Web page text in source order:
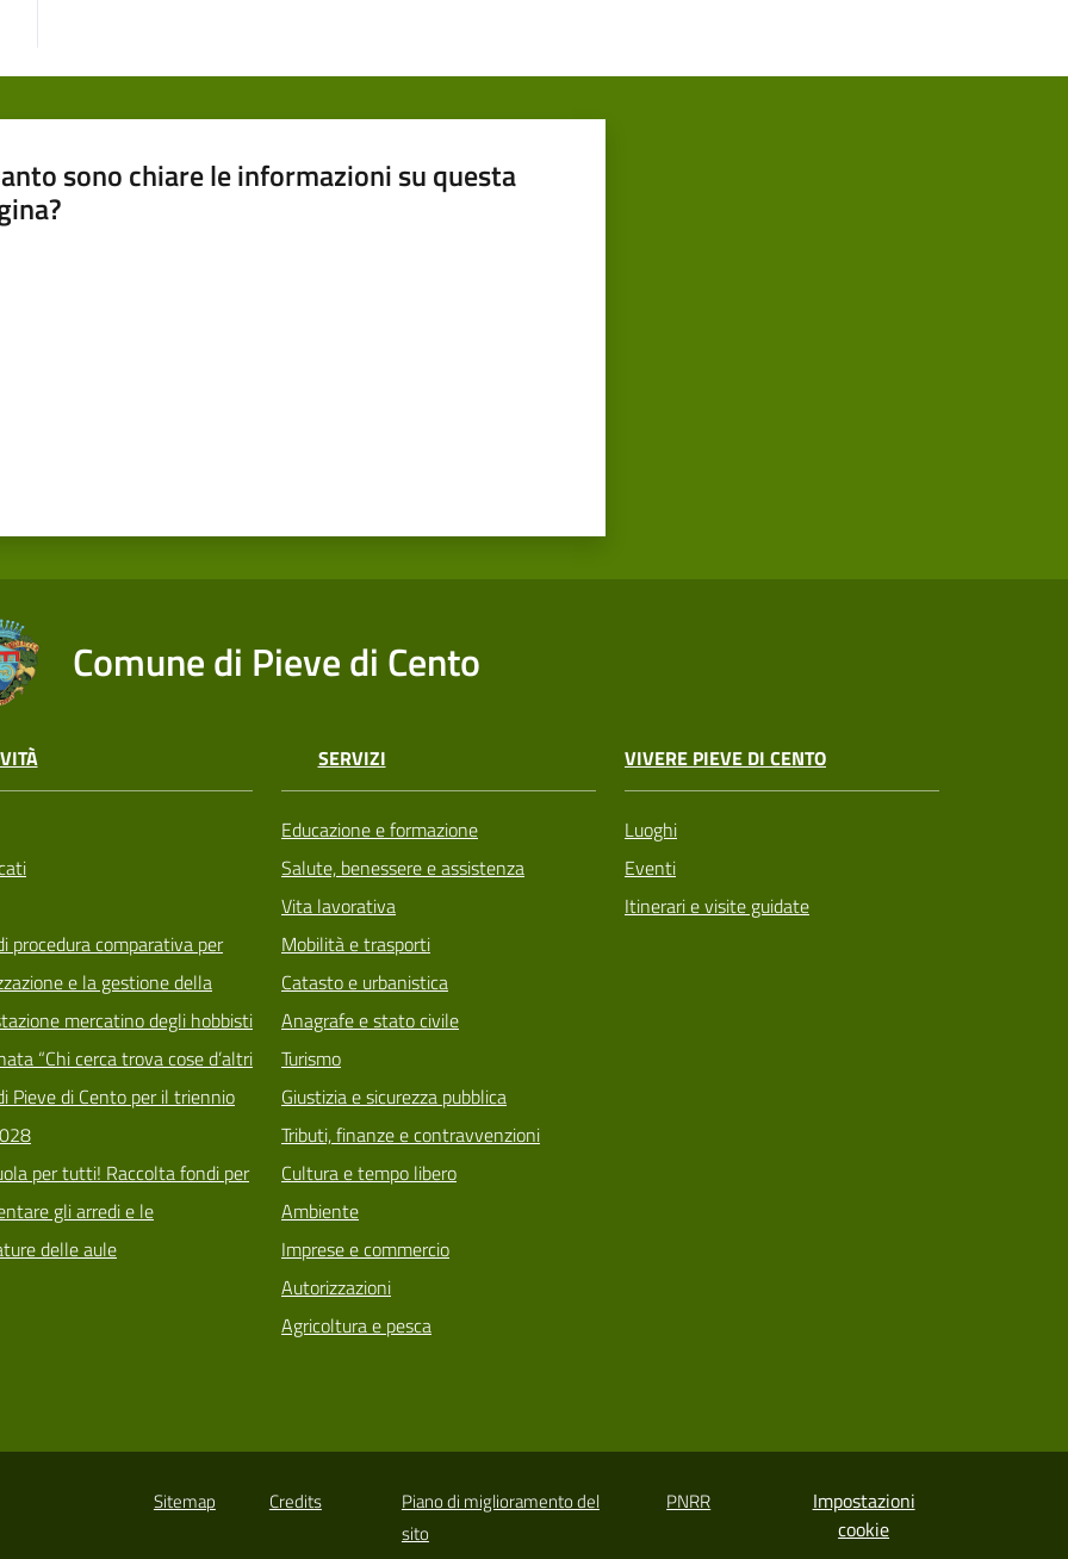
sono chiare le informazioni su questa
Comune di Pieve di Cento
procedura comparativa per
e la gestione della
mercatino degli hobbisti
“Chi cerca trova cose d’altri
Pieve di Cento per il triennio
per tutti! Raccolta fondi per
gli arredi e le
delle aule
SERVIZI
Educazione e formazione
Salute, benessere e assistenza
Vita lavorativa
Mobilità e trasporti
Catasto e urbanistica
Anagrafe e stato civile
Turismo
Giustizia e sicurezza pubblica
Tributi, finanze e contravvenzioni
Cultura e tempo libero
Ambiente
Imprese e commercio
Autorizzazioni
Agricoltura e pesca
VIVERE PIEVE DI CENTO
Luoghi
Eventi
Itinerari e visite guidate
Sitemap Credits
Piano di miglioramento del
sito
PNRR
Impostazioni
cookie